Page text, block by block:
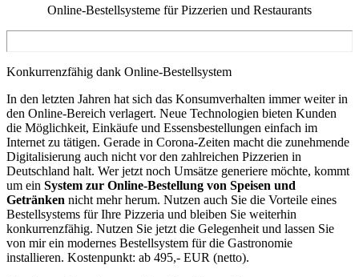
Online-Bestellsysteme für Pizzerien und Restaurants
Konkurrenzfähig dank Online-Bestellsystem
In den letzten Jahren hat sich das Konsumverhalten immer weiter in
den Online-Bereich verlagert. Neue Technologien bieten Kunden
die Möglichkeit, Einkäufe und Essensbestellungen einfach im
Internet zu tätigen. Gerade in Corona-Zeiten macht die zunehmende
Digitali­sierung auch nicht vor den zahlreichen Pizzerien in
Deutschland halt. Wer jetzt noch Umsätze generiere möchte, kommt
um ein System zur Online-Bestellung von Speisen und
Getränken nicht mehr herum. Nutzen auch Sie die Vorteile eines
Bestellsystems für Ihre Pizzeria und bleiben Sie weiterhin
konkurrenzfähig. Nutzen Sie jetzt die Gelegenheit und lassen Sie
von mir ein modernes Bestellsystem für die Gastronomie
installieren. Kostenpunkt: ab 495,- EUR (netto).